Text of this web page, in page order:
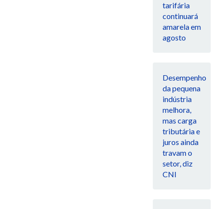
tarifária
continuará
amarela em
agosto
Desempenho
da pequena
indústria
melhora,
mas carga
tributária e
juros ainda
travam o
setor, diz
CNI